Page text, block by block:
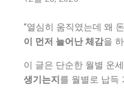
“열심히 움직였는데 왜
이 먼저 늘어난 체감을
이 글은 단순한 월별 운
생기는지 를 월별로 납득